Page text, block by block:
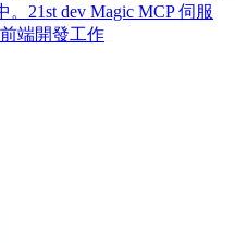
。21st dev Magic MCP 伺服
端開發工作